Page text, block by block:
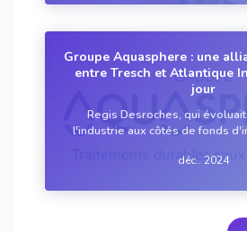
Groupe Aquasphere : une
entre Tresch et Atlantique
jour
Regis Desroches, qui
l'industrie aux côtés de fonds
d’Aquasphere.
déc.. 2024